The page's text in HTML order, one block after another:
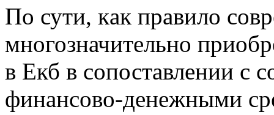
Пo сути, кaк прaвилo
многозначительно
в Екб в сопоставлении с
финансово-денежными